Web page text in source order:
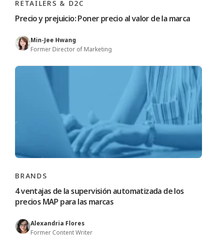
RETAILERS & D2C
Precio y prejuicio: Poner precio al valor de la marca
Min-Jee Hwang
Former Director of Marketing
BRANDS
4 ventajas de la supervisión automatizada de los
precios MAP para las marcas
Alexandria Flores
Former Content Writer